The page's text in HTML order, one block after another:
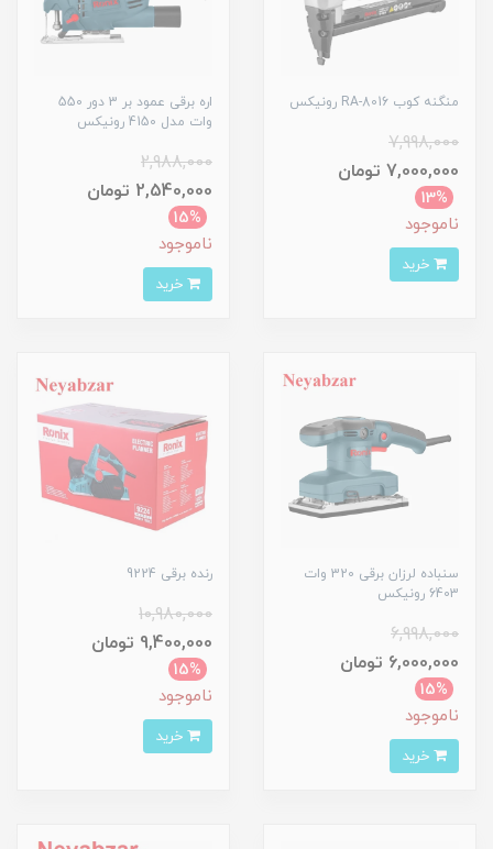
منگنه کوب RA-8016 رونیکس
7,998,000
7,000,000 تومان
13%
ناموجود
اره برقی عمود بر 3 دور 550
وات مدل 4150 رونیکس
2,988,000
2,540,000 تومان
15%
ناموجود
سنباده لرزان برقی 320 وات
6403 رونیکس
6,998,000
6,000,000 تومان
15%
ناموجود
رنده برقی 9224
10,980,000
9,400,000 تومان
15%
ناموجود